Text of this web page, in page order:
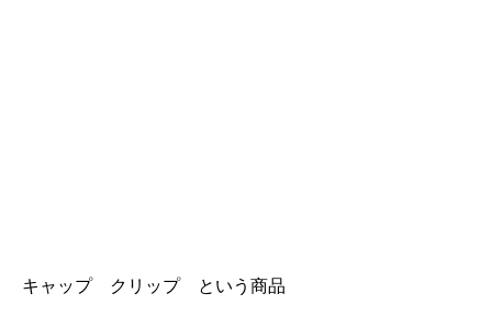
キャップ クリップ という商品